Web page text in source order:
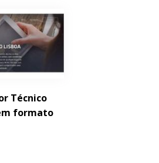
Técnico
formato